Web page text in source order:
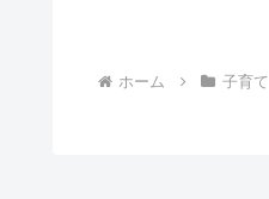
ホーム 子育て